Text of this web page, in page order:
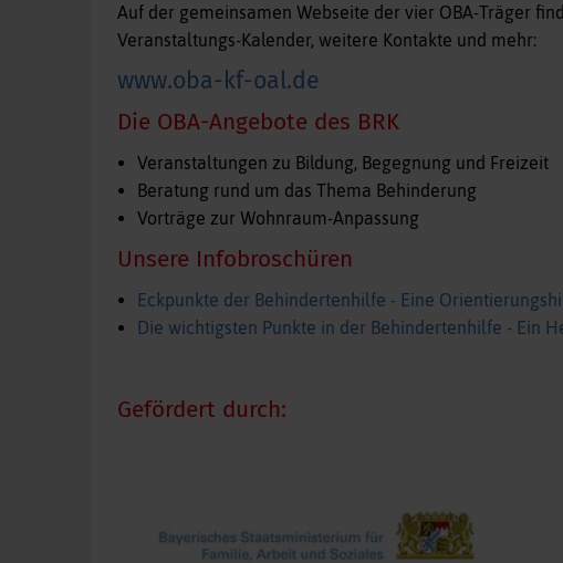
Auf der gemeinsamen Webseite der vier OBA-Träger
Veranstaltungs-Kalender, weitere Kontakte und mehr:
www.oba-kf-oal.de
Die OBA-Angebote des BRK
Veranstaltungen zu Bildung, Begegnung und Freizeit
Beratung rund um das Thema Behinderung
Vorträge zur Wohnraum-Anpassung
Unsere Infobroschüren
Eckpunkte der Behindertenhilfe - Eine
Die wichtigsten Punkte in der Behindertenhilfe - Ein
Gefördert durch: